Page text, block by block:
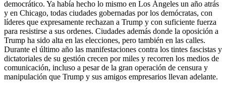
democrático. Ya había hecho lo mismo en Los Ángeles un año atrás
y en Chicago, todas ciudades gobernadas por los demócratas, con
líderes que expresamente rechazan a Trump y con suficiente fuerza
para resistirse a sus ordenes. Ciudades además donde la oposición a
Trump ha sido alta en las elecciones, pero también en las calles.
Durante el último año las manifestaciones contra los tintes fascistas y
dictatoriales de su gestión crecen por miles y recorren los medios de
comunicación, incluso a pesar de la gran operación de censura y
manipulación que Trump y sus amigos empresarios llevan adelante.